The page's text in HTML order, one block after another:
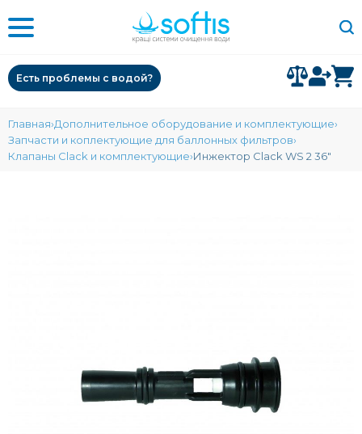
Есть проблемы с водой?
Главная Дополнительное оборудование и комплектующие
Запчасти и коплектующие для баллонных фильтров
Клапаны Clack и комплектующие Инжектор Clack WS 2 36"